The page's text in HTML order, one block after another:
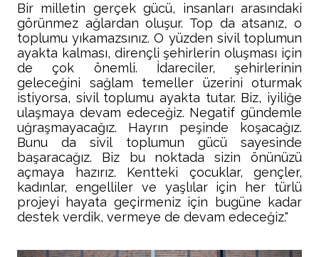
Bir milletin gerçek gücü, insanları arasındaki
görünmez ağlardan oluşur. Top da atsanız, o
toplumu yıkamazsınız. O yüzden sivil toplumun
ayakta kalması, dirençli şehirlerin oluşması için
de çok önemli. İdareciler, şehirlerinin
geleceğini sağlam temeller üzerini oturmak
istiyorsa, sivil toplumu ayakta tutar. Biz, iyiliğe
ulaşmaya devam edeceğiz. Negatif gündemle
uğraşmayacağız. Hayrın peşinde koşacağız.
Bunu da sivil toplumun gücü sayesinde
başaracağız. Biz bu noktada sizin önünüzü
açmaya hazırız. Kentteki çocuklar, gençler,
kadınlar, engelliler ve yaşlılar için her türlü
projeyi hayata geçirmeniz için bugüne kadar
destek verdik, vermeye de devam edeceğiz."